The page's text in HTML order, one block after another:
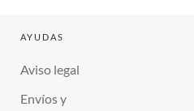
AYUDAS
Aviso legal
Envíos y